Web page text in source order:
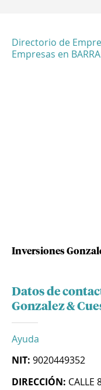
Directorio de
Empresas en
Inversiones
Datos de
Gonzalez &
Ayuda
NIT: 9020449352
DIRECCIÓN: CALLE